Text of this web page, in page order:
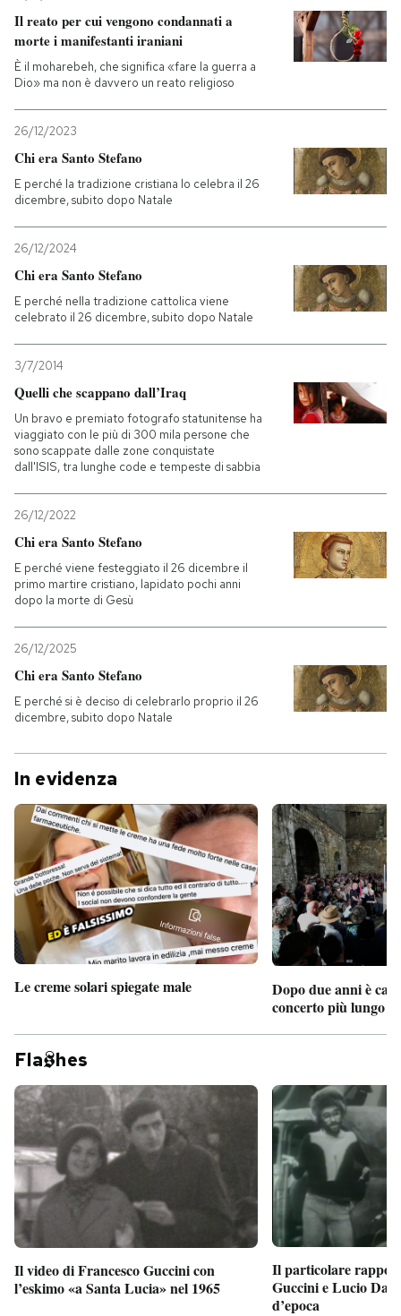
Il reato per cui vengono condannati a
morte i manifestanti iraniani
È il moharebeh, che significa «fare la guerra a
Dio» ma non è davvero un reato religioso
26/12/2023
Chi era Santo Stefano
E perché la tradizione cristiana lo celebra il 26
dicembre, subito dopo Natale
26/12/2024
Chi era Santo Stefano
E perché nella tradizione cattolica viene
celebrato il 26 dicembre, subito dopo Natale
3/7/2014
Quelli che scappano dall’Iraq
Un bravo e premiato fotografo statunitense ha
viaggiato con le più di 300 mila persone che
sono scappate dalle zone conquistate
dall'ISIS, tra lunghe code e tempeste di sabbia
26/12/2022
Chi era Santo Stefano
E perché viene festeggiato il 26 dicembre il
primo martire cristiano, lapidato pochi anni
dopo la morte di Gesù
26/12/2025
Chi era Santo Stefano
E perché si è deciso di celebrarlo proprio il 26
dicembre, subito dopo Natale
In evidenza
Le creme solari spiegate male
Dopo due anni è
concerto più lungo
Fla hes
Il video di Francesco Guccini con
l’eskimo «a Santa Lucia» nel 1965
Il particolare
Guccini e Lucio
d’epoca